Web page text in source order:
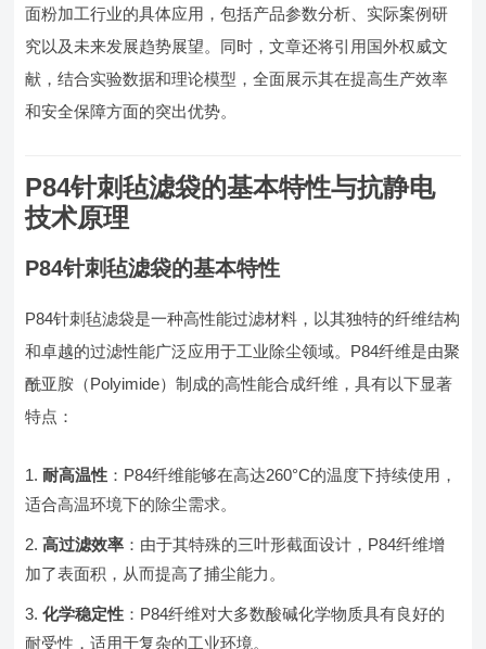
面粉加工行业的具体应用，包括产品参数分析、实际案例研
究以及未来发展趋势展望。同时，文章还将引用国外权威文
献，结合实验数据和理论模型，全面展示其在提高生产效率
和安全保障方面的突出优势。
P84针刺毡滤袋的基本特性与抗静电
技术原理
P84针刺毡滤袋的基本特性
P84针刺毡滤袋是一种高性能过滤材料，以其独特的纤维结构
和卓越的过滤性能广泛应用于工业除尘领域。P84纤维是由聚
酰亚胺（Polyimide）制成的高性能合成纤维，具有以下显著
特点：
耐高温性 ：P84纤维能够在高达260°C的温度下持续使用，
适合高温环境下的除尘需求。
高过滤效率 ：由于其特殊的三叶形截面设计，P84纤维增
加了表面积，从而提高了捕尘能力。
化学稳定性 ：P84纤维对大多数酸碱化学物质具有良好的
耐受性，适用于复杂的工业环境。